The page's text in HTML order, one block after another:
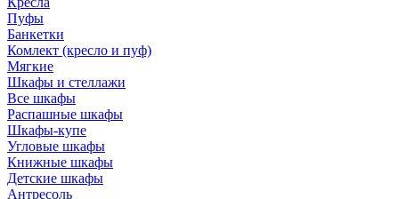
Пуфы
Банкетки
Комлект (кресло и пуф)
Мягкие
Шкафы и стеллажи
Все шкафы
Распашные шкафы
Шкафы-купе
Угловые шкафы
Книжные шкафы
Детские шкафы
Антресоль